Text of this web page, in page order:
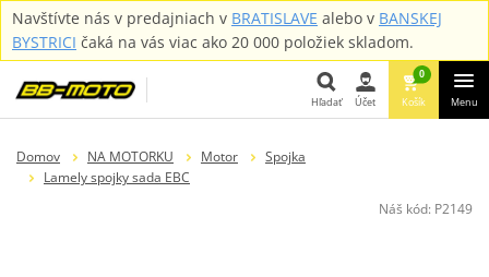
Navštívte nás v predajniach v BRATISLAVE alebo v BANSKEJ
BYSTRICI čaká na vás viac ako 20 000 položiek skladom.
Hľadať Účet
0
Košík Menu
Domov NA MOTORKU Motor
Spojka
Lamely spojky sada EBC
Náš kód: P2149